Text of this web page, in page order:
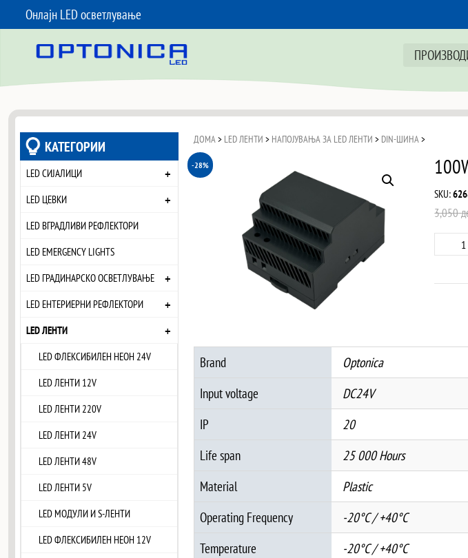
Онлајн LED осветлување
КАТЕГОРИИ
LED СИЈАЛИЦИ +
LED ЦЕВКИ +
LED ВГРАДЛИВИ РЕФЛЕКТОРИ
LED EMERGENCY LIGHTS
LED ГРАДИНАРСКО ОСВЕТЛУВАЊЕ
+
LED ЕНТЕРИЕРНИ РЕФЛЕКТОРИ +
LED ЛЕНТИ
LED ФЛЕКСИБИЛЕН НЕОН 24V
LED ЛЕНТИ 12V
LED ЛЕНТИ 220V
LED ЛЕНТИ 24V
LED ЛЕНТИ 48V
LED ЛЕНТИ 5V
LED МОДУЛИ И S-ЛЕНТИ
LED ФЛЕКСИБИЛЕН НЕОН 12V
+
ДОМА > LED ЛЕНТИ > НАПОЈУВАЊА ЗА LED ЛЕНТИ > DIN-ШИНА >
-28%
SKU:
3,050
24V/
УЛТРА
IP20
Brand
Optonica
Input voltage
DC24V
IP
20
Life span
25 000 Hours
Material
Plastic
Operating Frequency
-20°C / +40°C
Temperature
-20°C / +40°C